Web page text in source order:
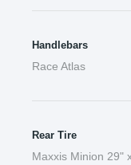
Handlebars
Race Atlas
Rear Tire
Maxxis Minion 29"